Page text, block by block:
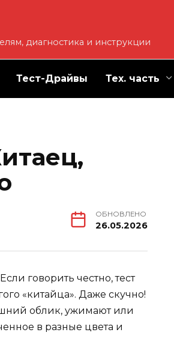
диагностика и инструкции
Тест-Драйвы Тех. часть
ОБНОВЛЕНО
26.05.2026
Если говорить честно, тест
«китайца». Даже скучно!
облик, ужимают или
в разные цвета и